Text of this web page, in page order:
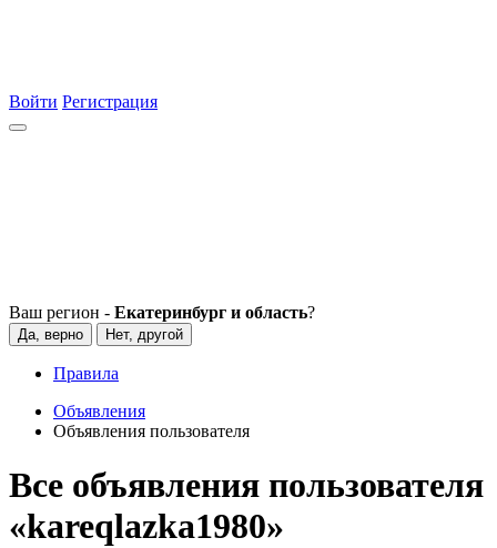
Войти Регистрация
Ваш регион - Екатеринбург и область?
Да, верно Нет, другой
Правила
Объявления
Объявления пользователя
Все объявления пользователя
«kareqlazka1980»